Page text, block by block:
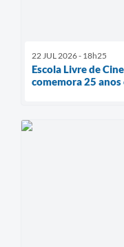
22 JUL 2026 - 18h25
Escola Livre de
comemora 25